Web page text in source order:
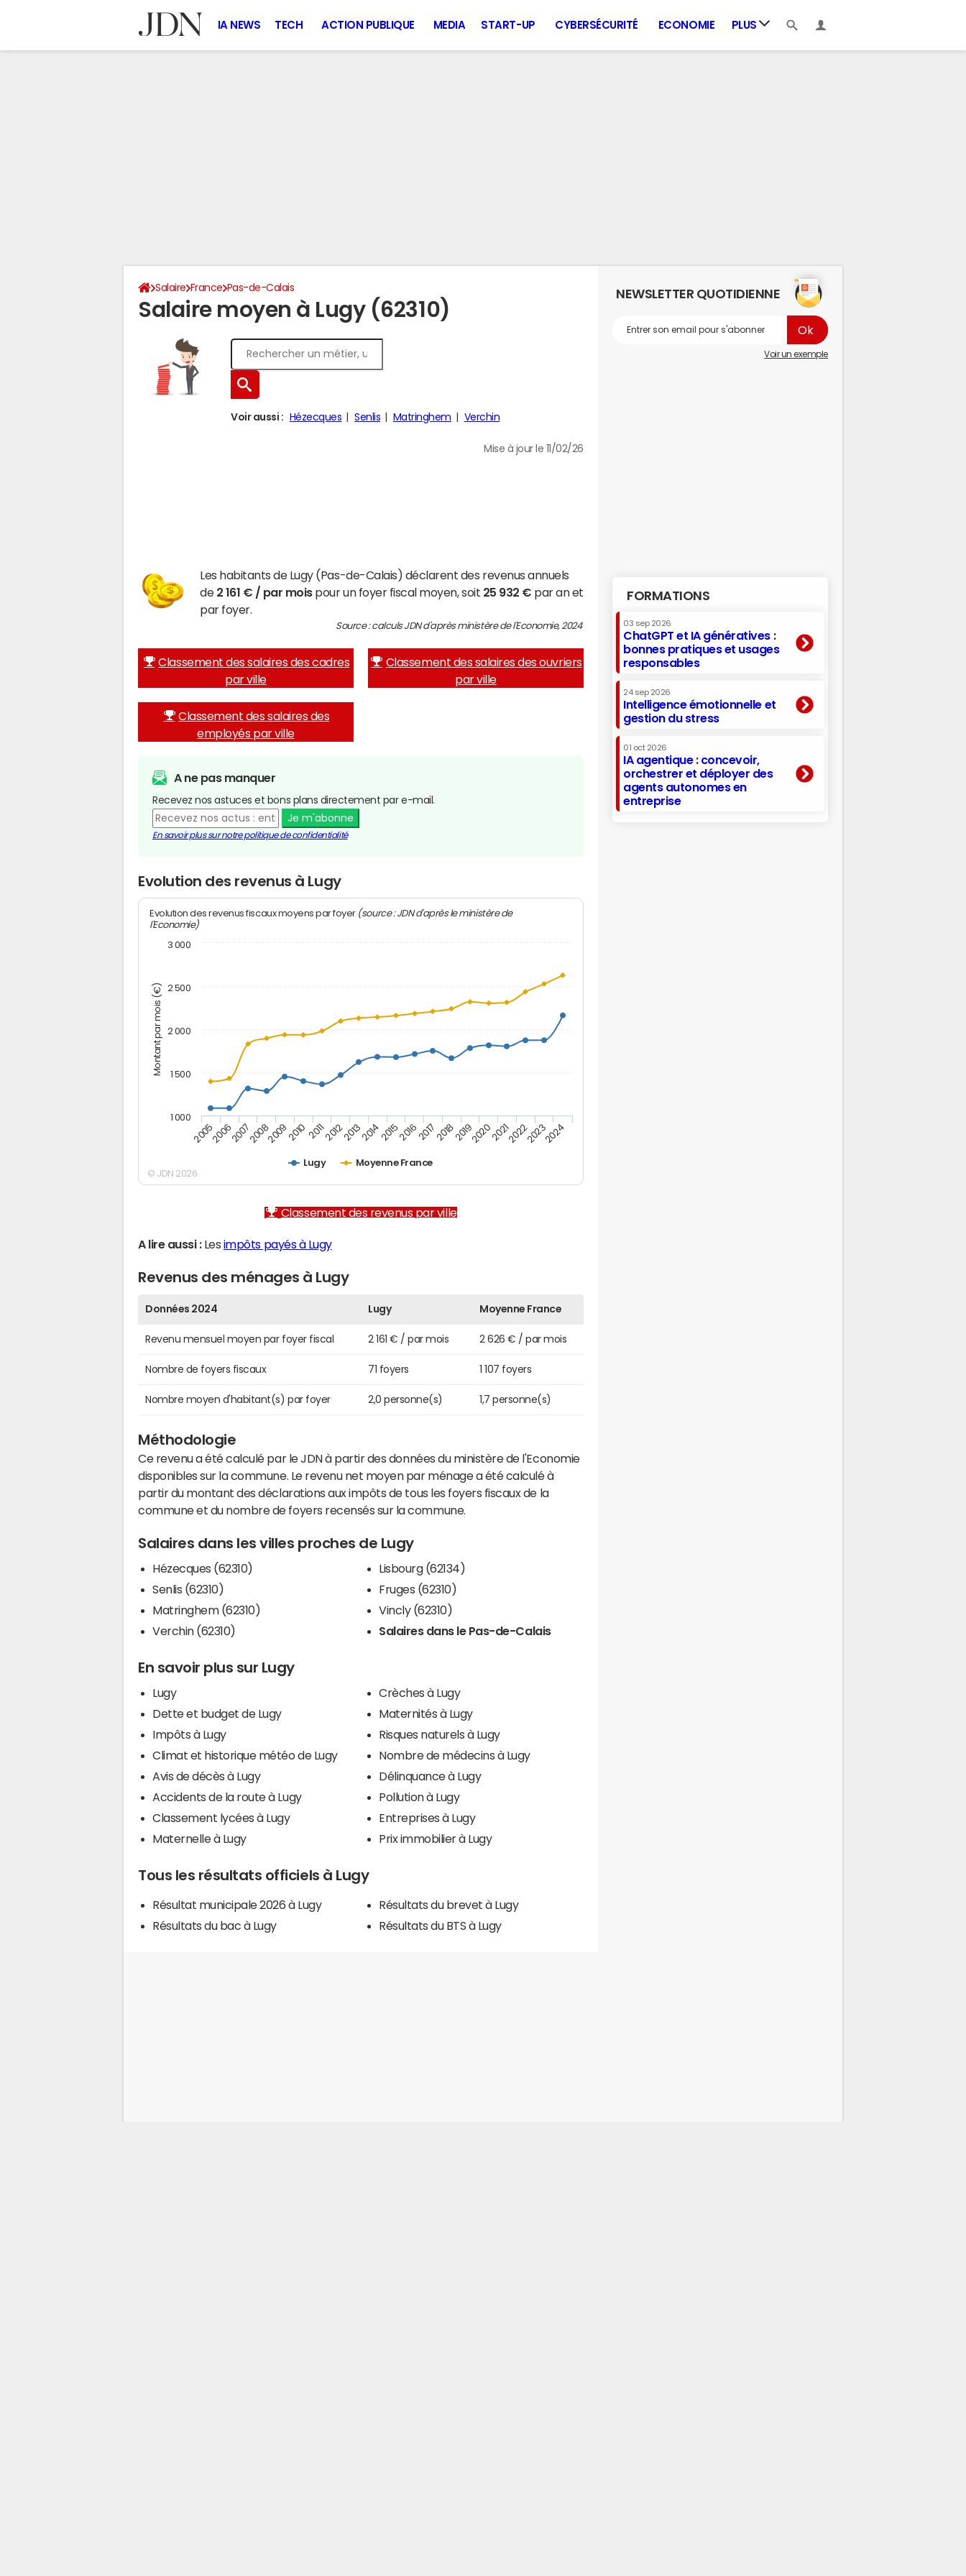
IA NEWS TECH ACTION PUBLIQUE MEDIA START-UP CYBERSÉCURITÉ ECONOMIE PLUS
Salaire France Pas-de-Calais
Salaire moyen à Lugy (62310)
Voir aussi : Hézecques Senlis Matringhem Verchin
Mise à jour le 11/02/26
Les habitants de Lugy (Pas-de-Calais) déclarent des revenus annuels
de 2 161 € / par moispour un foyer fiscal moyen, soit 25 932 € par an et
par foyer.
Source : calculs JDN d'après ministère de l'Economie, 2024
Classement des salaires des cadres
par ville
Classement des salaires des ouvriers
par ville
Classement des salaires des
employés par ville
A ne pas manquer
Recevez nos astuces et bons plans directement par e-mail.
Je m'abonne
En savoir plus sur notre politique de confidentialité
Evolution des revenus à Lugy
Montant par mois (€)
Evolution des revenus fiscaux moyens par foyer (source : JDN d'après le ministère de
l'Economie)
Lugy Moyenne France
200520062007200820092010 20112012201320142015201620172018201920202021202220232024
1 000
1 500
2 000
2 500
3 000
© JDN 2026
Classement des revenus par ville
A lire aussi :Les impôts payés à Lugy
Revenus des ménages à Lugy
Données 2024 Lugy Moyenne France
Revenu mensuel moyen par foyer fiscal 2 161 € / par mois 2 626 € / par mois
Nombre de foyers fiscaux 71 foyers 1 107 foyers
Nombre moyen d'habitant(s) par foyer 2,0 personne(s) 1,7 personne(s)
Méthodologie
Ce revenu a été calculé par le JDN à partir des données du ministère de l'Economie
disponibles sur la commune. Le revenu net moyen par ménage a été calculé à
partir du montant des déclarations aux impôts de tous les foyers fiscaux de la
commune et du nombre de foyers recensés sur la commune.
Salaires dans les villes proches de Lugy
Hézecques (62310)
Senlis (62310)
Matringhem (62310)
Verchin (62310)
Lisbourg (62134)
Fruges (62310)
Vincly (62310)
Salaires dans le Pas-de-Calais
En savoir plus sur Lugy
Lugy
Dette et budget de Lugy
Impôts à Lugy
Climat et historique météo de Lugy
Avis de décès à Lugy
Accidents de la route à Lugy
Classement lycées à Lugy
Maternelle à Lugy
Crèches à Lugy
Maternités à Lugy
Risques naturels à Lugy
Nombre de médecins à Lugy
Délinquance à Lugy
Pollution à Lugy
Entreprises à Lugy
Prix immobilier à Lugy
Tous les résultats officiels à Lugy
Résultat municipale 2026 à Lugy
Résultats du bac à Lugy
Résultats du brevet à Lugy
Résultats du BTS à Lugy
NEWSLETTER QUOTIDIENNE
Voir un exemple
FORMATIONS
03 sep 2026
ChatGPT et IA génératives :
bonnes pratiques et usages
responsables
24 sep 2026
Intelligence émotionnelle et
gestion du stress
01 oct 2026
IA agentique : concevoir,
orchestrer et déployer des
agents autonomes en
entreprise